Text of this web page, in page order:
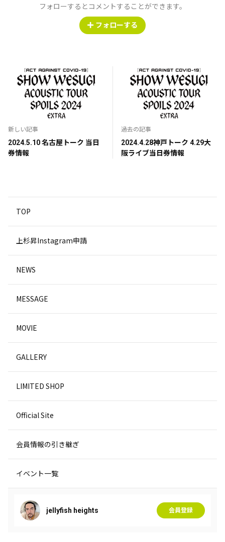
フォローするとコメントすることができます。
フォローする
新しい記事
2024.5.10 名古屋トーク 当日
券情報
過去の記事
2024.4.28神戸トーク 4.29大
阪ライブ当日券情報
TOP
上杉昇Instagram申請
NEWS
MESSAGE
MOVIE
GALLERY
LIMITED SHOP
Official Site
会員情報の引き継ぎ
イベント一覧
jellyfish heights 会員登録